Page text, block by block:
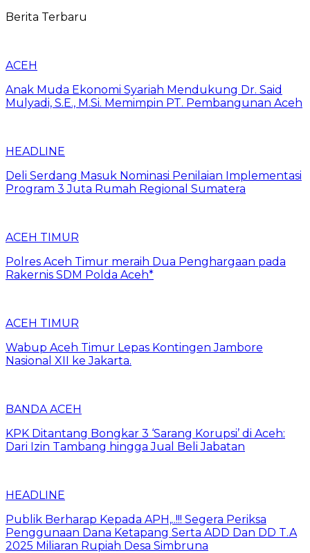
Berita Terbaru
ACEH
Anak Muda Ekonomi Syariah Mendukung Dr. Said
Mulyadi, S.E., M.Si. Memimpin PT. Pembangunan Aceh
HEADLINE
Deli Serdang Masuk Nominasi Penilaian Implementasi
Program 3 Juta Rumah Regional Sumatera
ACEH TIMUR
Polres Aceh Timur meraih Dua Penghargaan pada
Rakernis SDM Polda Aceh*
ACEH TIMUR
Wabup Aceh Timur Lepas Kontingen Jambore
Nasional XII ke Jakarta.
BANDA ACEH
KPK Ditantang Bongkar 3 ‘Sarang Korupsi’ di Aceh:
Dari Izin Tambang hingga Jual Beli Jabatan
HEADLINE
Publik Berharap Kepada APH,..!!! Segera Periksa
Penggunaan Dana Ketapang Serta ADD Dan DD T.A
2025 Miliaran Rupiah Desa Simbruna